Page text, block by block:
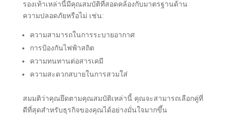
รองเท้าเหล่านี้มีคุณสมบัติที่สอดคล้องกับมาตรฐานด้าน
ความปลอดภัยหรือไม่ เช่น:
ความสามารถในการระบายอากาศ
การป้องกันไฟฟ้าสถิต
ความทนทานต่อสารเคมี
ความสะดวกสบายในการสวมใส่
สมมติว่าคุณยึดตามคุณสมบัติเหล่านี้ คุณจะสามารถเลือกคู่ที่
ดีที่สุดสำหรับธุรกิจของคุณได้อย่างมั่นใจมากขึ้น